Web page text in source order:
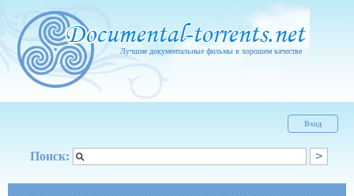
Лучшие документальные фильмы в хорошем качестве
Вход
Поиск: